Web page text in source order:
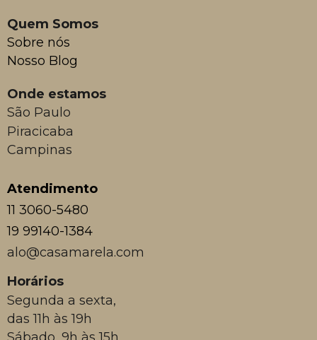
Quem Somos
Sobre nós
Nosso Blog
Onde estamos
São Paulo
Piracicaba
Campinas
Atendimento
11 3060-5480
19 99140-1384
alo@casamarela.com
Horários
Segunda a sexta,
das 11h às 19h